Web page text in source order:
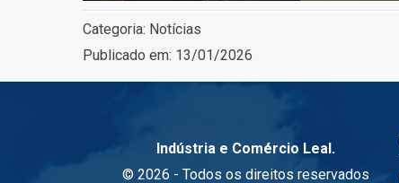
Categoria: Notícias
Publicado em: 13/01/2026
Indústria e Comércio Leal.
© 2026 - Todos os direitos reservados